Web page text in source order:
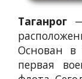
Таганрог
Основан в
первая